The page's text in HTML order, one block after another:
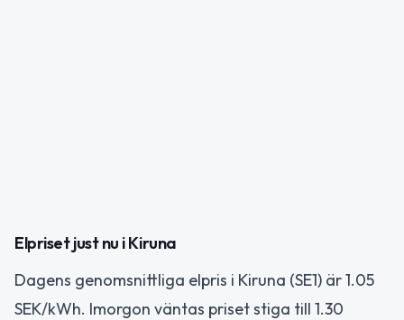
Elpriset just nu i Kiruna
Dagens genomsnittliga elpris i Kiruna (SE1) är 1.05
SEK/kWh. Imorgon väntas priset stiga till 1.30